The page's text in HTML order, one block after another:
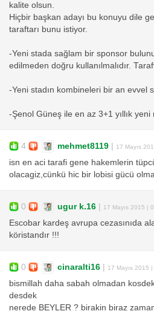
kalite olsun.
Hiçbir başkan adayı bu konuyu dile
taraftarı bunu istiyor.
-Yeni stada sağlam bir sponsor
edilmeden doğru kullanılmalıdır.
-Yeni stadın kombineleri bir an evvel
-Şenol Güneş ile en az 3+1 yıllık yeni
4 mehmet8119 17 Mayıs
isn en aci tarafi gene hakemlerin
olacagiz,cünkü hic bir lobisi gücü
0 ugur k.16 17 Mayıs 2015 |
Escobar kardeş avrupa cezasınıda
köristandır !!!
0 cinaralti16 17 Mayıs 2015
bismillah daha sabah olmadan
desdek
nerede BEYLER ? birakin biraz